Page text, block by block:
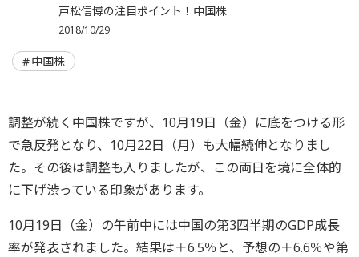
戸松信博の注目ポイント！中国株
2018/10/29
中国株
調整が続く中国株ですが、10月19日（金）に底をつける形
で急反発となり、10月22日（月）も大幅続伸となりまし
た。その後は調整も入りましたが、この両日を境に全体的
に下げ渋っている印象があります。
10月19日（金）の午前中には中国の第3四半期のGDP成長
率が発表されました。結果は＋6.5％と、予想の＋6.6％や第